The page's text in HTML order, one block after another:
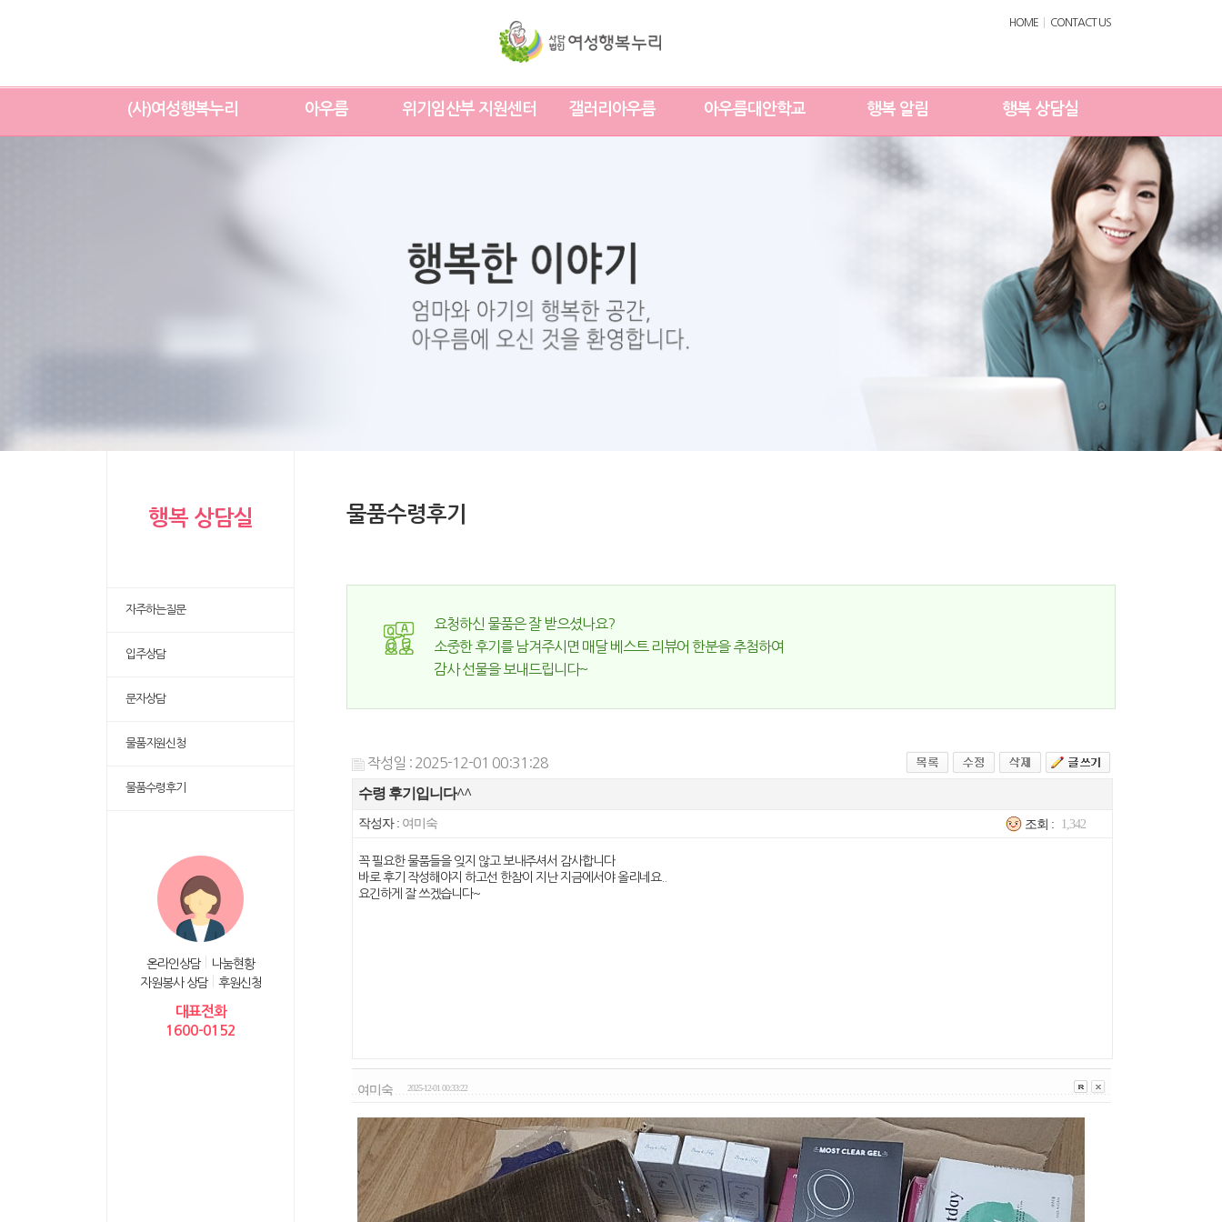
HOME CONTACT US
(사)여성행복누리 아우름 위기임산부 지원센터 갤러리아우름 아우름대안학교 행복 알림 행복 상담실
행복 상담실
자주하는질문
입주상담
문자상담
물품지원신청
물품수령후기
온라인상담
나눔현황
자원봉사 상담
후원신청
대표전화
1600-0152
물품수령후기
요청하신 물품은 잘 받으셨나요?
소중한 후기를 남겨주시면 매달 베스트 리뷰어 한분을 추첨하여
감사 선물을 보내드립니다~
작성일 : 2025-12-01 00:31:28
수령 후기입니다^^
작성자 : 여미숙 조회 : 1,342
꼭 필요한 물품들을 잊지 않고 보내주셔서 감사합니다
바로 후기 작성해야지 하고선 한참이 지난 지금에서야 올리네요..
요긴하게 잘 쓰겠습니다~
여미숙 2025-12-01 00:33:22